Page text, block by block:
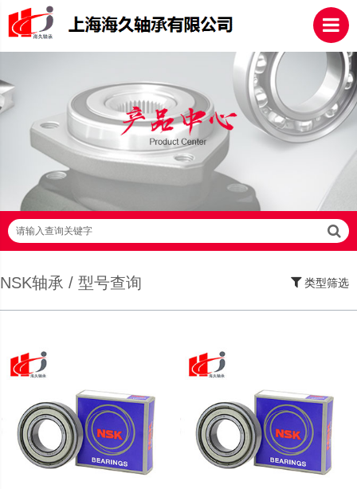
请输入查询关键字
NSK轴承 / 型号查询 类型筛选